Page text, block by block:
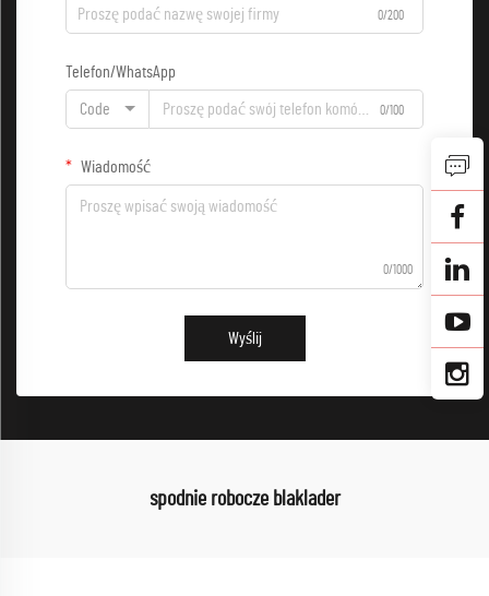
0/200
Telefon/WhatsApp
Code 0/100
Wiadomość
0/1000
Wyślij
spodnie robocze blaklader